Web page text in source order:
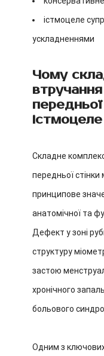
істмоцеле
ускладненнями
Чому
Складне
передньої
принципове
анатомічної та
Дефект у зоні
структуру
застою
хронічного
больового
Одним з ключових